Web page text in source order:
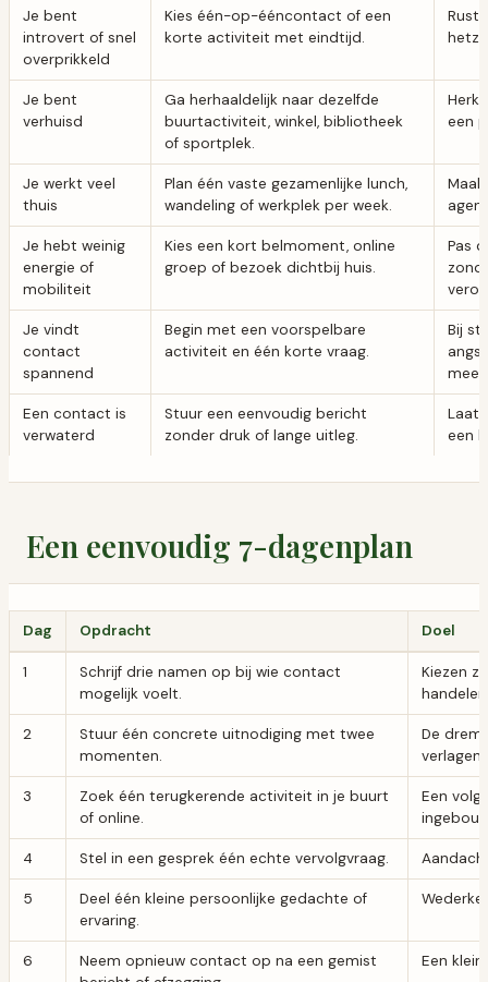
Je bent
introvert of snel
overprikkeld
Kies één-op-ééncontact of een
korte activiteit met eindtijd.
Rust
Je bent
verhuisd
Ga herhaaldelijk naar dezelfde
buurtactiviteit, winkel, bibliotheek
of sportplek.
een
Je werkt veel
thuis
Plan één vaste gezamenlijke lunch,
wandeling of werkplek per week.
Je hebt weinig
energie of
mobiliteit
Kies een kort belmoment, online
groep of bezoek dichtbij huis.
Pas
Je vindt
contact
spannend
Begin met een voorspelbare
activiteit en één korte vraag.
Bij
Een contact is
verwaterd
Stuur een eenvoudig bericht
zonder druk of lange uitleg.
Laat
een
Een eenvoudig 7-dagenplan
Dag Opdracht Doel
1
Schrijf drie namen op bij wie contact
mogelijk voelt.
Kiezen
2
Stuur één concrete uitnodiging met twee
momenten.
De
verlagen.
3
Zoek één terugkerende activiteit in je buurt
of online.
Een
4 Stel in een gesprek één echte vervolgvraag.
5
Deel één kleine persoonlijke gedachte of
ervaring.
6
Neem opnieuw contact op na een gemist
Een